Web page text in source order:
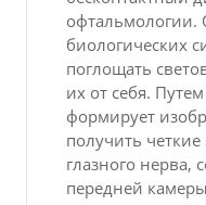
офтальмологии.
биологических
поглощать
их от себя.
формирует
получить
глазного нерва,
передней